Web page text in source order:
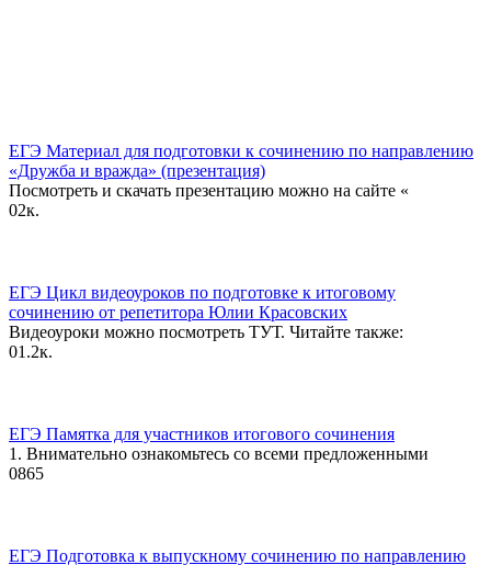
ЕГЭ Материал для подготовки к сочинению по направлению
«Дружба и вражда» (презентация)
Посмотреть и скачать презентацию можно на сайте «
02к.
ЕГЭ Цикл видеоуроков по подготовке к итоговому
сочинению от репетитора Юлии Красовских
Видеоуроки можно посмотреть ТУТ. Читайте также:
01.2к.
ЕГЭ Памятка для участников итогового сочинения
1. Внимательно ознакомьтесь со всеми предложенными
0865
ЕГЭ Подготовка к выпускному сочинению по направлению